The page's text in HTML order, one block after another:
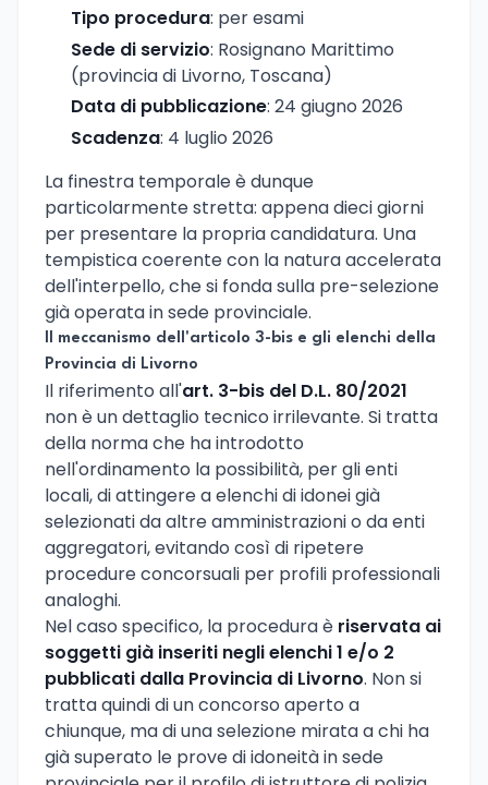
Tipo procedura: per esami
Sede di servizio: Rosignano Marittimo
(provincia di Livorno, Toscana)
Data di pubblicazione: 24 giugno 2026
Scadenza: 4 luglio 2026
La finestra temporale è dunque
particolarmente stretta: appena dieci giorni
per presentare la propria candidatura. Una
tempistica coerente con la natura accelerata
dell'interpello, che si fonda sulla pre-selezione
già operata in sede provinciale.
Il meccanismo dell'articolo 3-bis e gli elenchi della
Provincia di Livorno
Il riferimento all'art. 3-bis del D.L. 80/2021
non è un dettaglio tecnico irrilevante. Si tratta
della norma che ha introdotto
nell'ordinamento la possibilità, per gli enti
locali, di attingere a elenchi di idonei già
selezionati da altre amministrazioni o da enti
aggregatori, evitando così di ripetere
procedure concorsuali per profili professionali
analoghi.
Nel caso specifico, la procedura è riservata ai
soggetti già inseriti negli elenchi 1 e/o 2
pubblicati dalla Provincia di Livorno. Non si
tratta quindi di un concorso aperto a
chiunque, ma di una selezione mirata a chi ha
già superato le prove di idoneità in sede